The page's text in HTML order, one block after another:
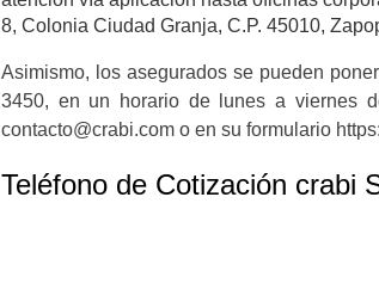
8, Colonia Ciudad Granja, C.P. 45010,
Asimismo, los asegurados se pueden
3450, en un horario de lunes a viernes
contacto@crabi.como en su formulario
Teléfono de Cotización crabi